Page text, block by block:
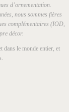
d’ornementation.
nous sommes fières
complémentaires (IOD,
décor.
dans le monde entier, et